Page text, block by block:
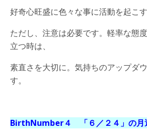
好奇心旺盛に色々な事に活動を起こす
ただし、注意は必要です。軽率な態
立つ時は、
素直さを大切に。気持ちのアップダ
す。
BirthNumber４ 「６／２４」の月